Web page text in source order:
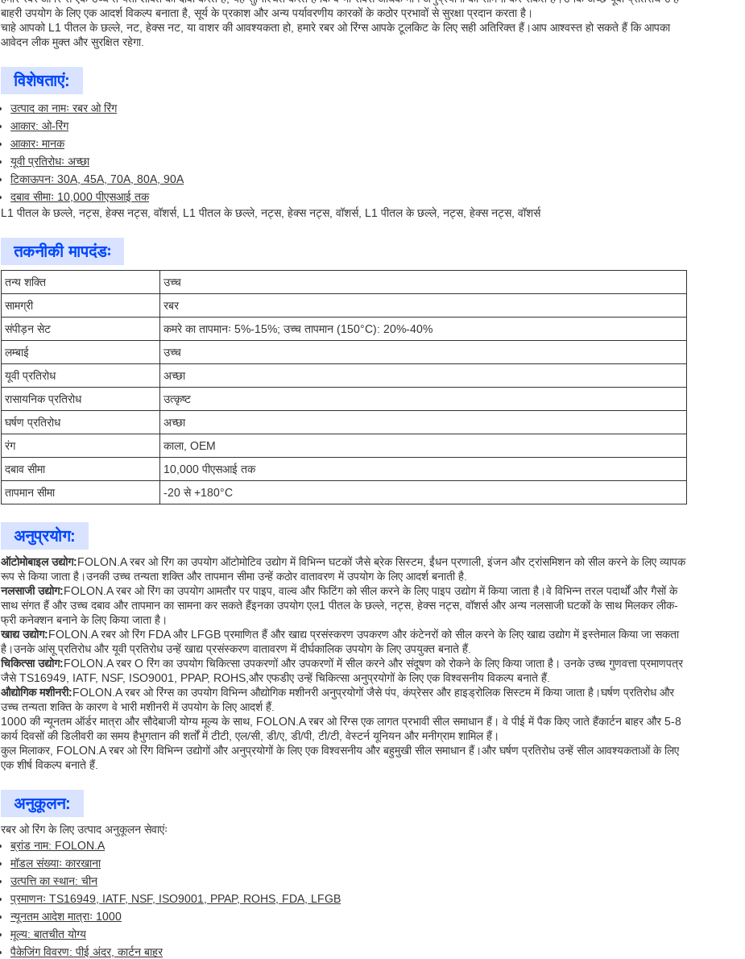
बाहरी उपयोग के लिए एक आदर्श विकल्प बनाता है, सूर्य के प्रकाश और अन्य पर्यावरणीय कारकों के कठोर प्रभावों से सुरक्षा प्रदान करता है।
चाहे आपको L1 पीतल के छल्ले, नट, हेक्स नट, या वाशर की आवश्यकता हो, हमारे रबर ओ रिंग्स आपके टूलकिट के लिए सही अतिरिक्त हैं।आप आश्वस्त हो सकते हैं कि आपका
आवेदन लीक मुक्त और सुरक्षित रहेगा.
विशेषताएं:
उत्पाद का नामः रबर ओ रिंग
आकार: ओ-रिंग
आकारः मानक
यूवी प्रतिरोधः अच्छा
टिकाऊपनः 30A, 45A, 70A, 80A, 90A
दबाव सीमाः 10,000 पीएसआई तक
L1 पीतल के छल्ले, नट्स, हेक्स नट्स, वॉशर्स, L1 पीतल के छल्ले, नट्स, हेक्स नट्स, वॉशर्स, L1 पीतल के छल्ले, नट्स, हेक्स नट्स, वॉशर्स
तकनीकी मापदंडः
तन्य शक्ति
उच्च
सामग्री
रबर
संपीड़न सेट
कमरे का तापमानः 5%-15%; उच्च तापमान (150°C): 20%-40%
लम्बाई
उच्च
यूवी प्रतिरोध
अच्छा
रासायनिक प्रतिरोध
उत्कृष्ट
घर्षण प्रतिरोध
अच्छा
रंग
काला, OEM
दबाव सीमा
10,000 पीएसआई तक
तापमान सीमा
-20 से +180°C
अनुप्रयोग:
ऑटोमोबाइल उद्योग:FOLON.A रबर ओ रिंग का उपयोग ऑटोमोटिव उद्योग में विभिन्न घटकों जैसे ब्रेक सिस्टम, ईंधन प्रणाली, इंजन और ट्रांसमिशन को सील करने के लिए व्यापक
रूप से किया जाता है।उनकी उच्च तन्यता शक्ति और तापमान सीमा उन्हें कठोर वातावरण में उपयोग के लिए आदर्श बनाती है.
नलसाजी उद्योग:FOLON.A रबर ओ रिंग का उपयोग आमतौर पर पाइप, वाल्व और फिटिंग को सील करने के लिए पाइप उद्योग में किया जाता है।वे विभिन्न तरल पदार्थों और गैसों के
साथ संगत हैं और उच्च दबाव और तापमान का सामना कर सकते हैंइनका उपयोग एल1 पीतल के छल्ले, नट्स, हेक्स नट्स, वॉशर्स और अन्य नलसाजी घटकों के साथ मिलकर लीक-
फ्री कनेक्शन बनाने के लिए किया जाता है।
खाद्य उद्योग:FOLON.A रबर ओ रिंग FDA और LFGB प्रमाणित हैं और खाद्य प्रसंस्करण उपकरण और कंटेनरों को सील करने के लिए खाद्य उद्योग में इस्तेमाल किया जा सकता
है।उनके आंसू प्रतिरोध और यूवी प्रतिरोध उन्हें खाद्य प्रसंस्करण वातावरण में दीर्घकालिक उपयोग के लिए उपयुक्त बनाते हैं.
चिकित्सा उद्योग:FOLON.A रबर O रिंग का उपयोग चिकित्सा उपकरणों और उपकरणों में सील करने और संदूषण को रोकने के लिए किया जाता है। उनके उच्च गुणवत्ता प्रमाणपत्र
जैसे TS16949, IATF, NSF, ISO9001, PPAP, ROHS,और एफडीए उन्हें चिकित्सा अनुप्रयोगों के लिए एक विश्वसनीय विकल्प बनाते हैं.
औद्योगिक मशीनरी:FOLON.A रबर ओ रिंग्स का उपयोग विभिन्न औद्योगिक मशीनरी अनुप्रयोगों जैसे पंप, कंप्रेसर और हाइड्रोलिक सिस्टम में किया जाता है।घर्षण प्रतिरोध और
उच्च तन्यता शक्ति के कारण वे भारी मशीनरी में उपयोग के लिए आदर्श हैं.
1000 की न्यूनतम ऑर्डर मात्रा और सौदेबाजी योग्य मूल्य के साथ, FOLON.A रबर ओ रिंग्स एक लागत प्रभावी सील समाधान हैं। वे पीई में पैक किए जाते हैंकार्टन बाहर और 5-8
कार्य दिवसों की डिलीवरी का समय हैभुगतान की शर्तों में टीटी, एल/सी, डी/ए, डी/पी, टी/टी, वेस्टर्न यूनियन और मनीग्राम शामिल हैं।
कुल मिलाकर, FOLON.A रबर ओ रिंग विभिन्न उद्योगों और अनुप्रयोगों के लिए एक विश्वसनीय और बहुमुखी सील समाधान हैं।और घर्षण प्रतिरोध उन्हें सील आवश्यकताओं के लिए
एक शीर्ष विकल्प बनाते हैं.
अनुकूलन:
रबर ओ रिंग के लिए उत्पाद अनुकूलन सेवाएंः
ब्रांड नाम: FOLON.A
मॉडल संख्याः कारखाना
उत्पत्ति का स्थान: चीन
प्रमाणनः TS16949, IATF, NSF, ISO9001, PPAP, ROHS, FDA, LFGB
न्यूनतम आदेश मात्राः 1000
मूल्य: बातचीत योग्य
पैकेजिंग विवरण: पीई अंदर, कार्टन बाहर